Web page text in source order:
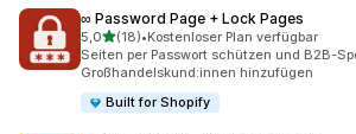
∞ Password Page + Lock Pages
5,0von 5 Sternen
(18)
18 Rezensionen insgesamt
•Kostenloser Plan verfügbar
Seiten per Passwort schützen und B2B-
Großhandelskund:innen hinzufügen
Built for Shopify